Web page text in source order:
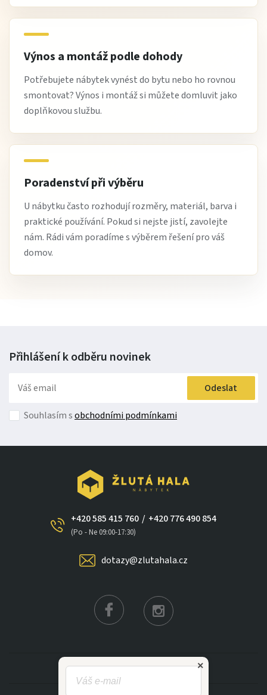
Výnos a montáž podle dohody
Potřebujete nábytek vynést do bytu nebo ho rovnou
smontovat? Výnos i montáž si můžete domluvit jako
doplňkovou službu.
Poradenství při výběru
U nábytku často rozhodují rozměry, materiál, barva i
praktické používání. Pokud si nejste jistí, zavolejte
nám. Rádi vám poradíme s výběrem řešení pro váš
domov.
Přihlášení k odběru novinek
Odeslat
Souhlasím sobchodními podmínkami
+420 585 415 760
(Po - Ne 09:00-17:30)
/ +420 776 490 854
dotazy@zlutahala.cz
KATEGORIE